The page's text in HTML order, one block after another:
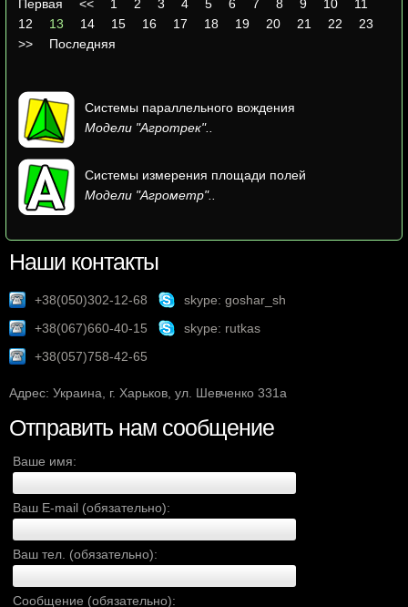
Первая << 1 2 3 4 5 6 7 8 9 10
11
12
13 14 15 16 17 18 19 20 21 22
23
>>
Последняя
Системы параллельного вождения
Модели "Агротрек"..
Системы измерения площади полей
Модели "Агрометр"..
Наши контакты
+38(050)302-12-68
+38(067)660-40-15
+38(057)758-42-65
skype: goshar_sh
skype: rutkas
Адрес: Украина, г. Харьков, ул. Шевченко 331а
Отправить нам сообщение
Ваше имя:
Ваш E-mail (обязательно):
Ваш тел. (обязательно):
Сообщение (обязательно):